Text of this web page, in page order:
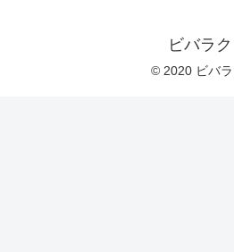
ビバラク
© 2020 ビバラ